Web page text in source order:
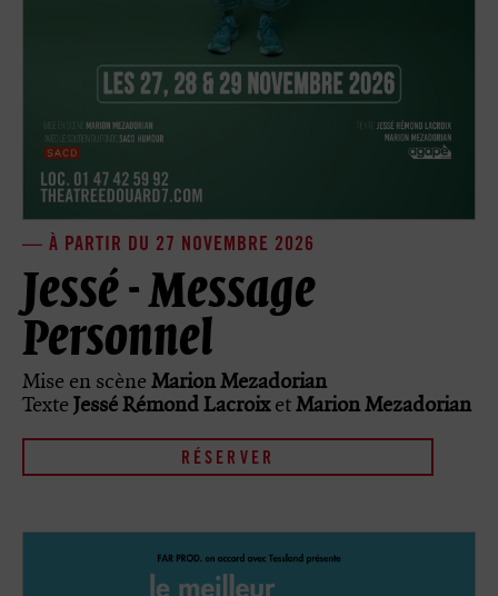
À PARTIR DU 27 NOVEMBRE 2026
Jessé - Message
Personnel
Mise en scène Marion Mezadorian
Texte Jessé Rémond Lacroixet Marion Mezadorian
RÉSERVER